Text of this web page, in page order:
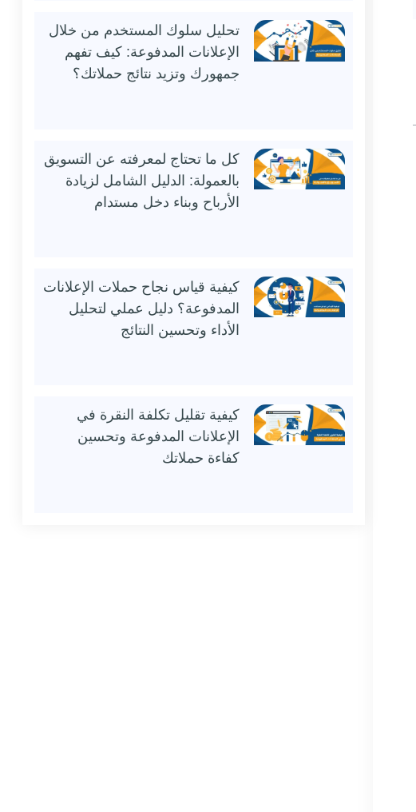
تحليل سلوك المستخدم من خلال
الإعلانات المدفوعة: كيف تفهم
جمهورك وتزيد نتائج حملاتك؟
كل ما تحتاج لمعرفته عن التسويق
بالعمولة: الدليل الشامل لزيادة
الأرباح وبناء دخل مستدام
كيفية قياس نجاح حملات الإعلانات
المدفوعة؟ دليل عملي لتحليل
الأداء وتحسين النتائج
كيفية تقليل تكلفة النقرة في
الإعلانات المدفوعة وتحسين
كفاءة حملاتك